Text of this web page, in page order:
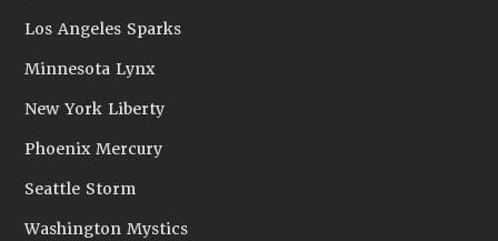
Los Angeles Sparks
Minnesota Lynx
New York Liberty
Phoenix Mercury
Seattle Storm
Washington Mystics